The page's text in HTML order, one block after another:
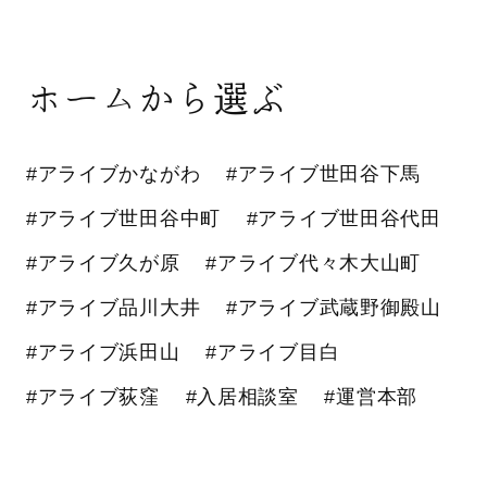
ホームから選ぶ
#アライブかながわ #アライブ世田谷下馬
#アライブ世田谷中町 #アライブ世田谷代田
#アライブ久が原 #アライブ代々木大山町
#アライブ品川大井 #アライブ武蔵野御殿山
#アライブ浜田山 #アライブ目白
#アライブ荻窪 #入居相談室 #運営本部